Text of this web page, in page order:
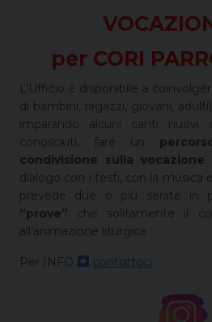
per CORI
L’Ufficio è disponibile a
di bambini, ragazzi, giovani,
imparando alcuni canti
conosciuti, fare un
condivisione sulla vocazione
dialogo con i testi, con la musica
prevede due o più serate in
“prove” che solitamente il
all’animazione liturgica.
Per INFO contattaci